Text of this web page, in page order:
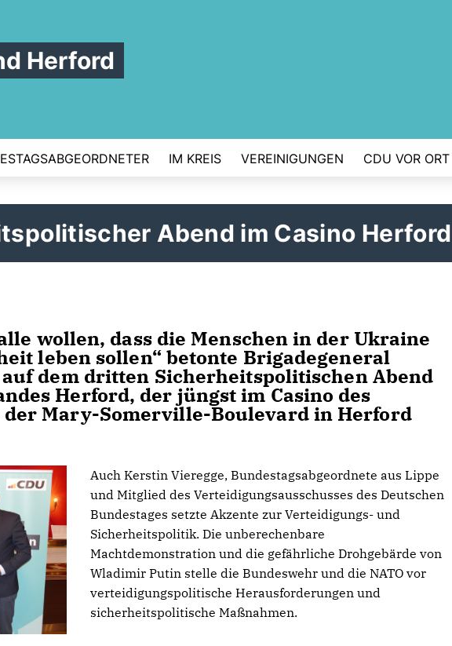
Herford
IM KREIS VEREINIGUNGEN CDU VOR ORT
Abend im Casino Herford
wollen, dass die Menschen in der Ukraine
leben sollen“ betonte Brigadegeneral
dem dritten Sicherheitspolitischen Abend
Herford, der jüngst im Casino des
der Mary-Somerville-Boulevard in Herford
Auch Kerstin Vieregge, Bundestagsabgeordnete aus Lippe
und Mitglied des Verteidigungsausschusses des Deutschen
Bundestages setzte Akzente zur Verteidigungs- und
Sicherheitspolitik. Die unberechenbare
Machtdemonstration und die gefährliche Drohgebärde von
Wladimir Putin stelle die Bundeswehr und die NATO vor
verteidigungspolitische Herausforderungen und
sicherheitspolitische Maßnahmen.